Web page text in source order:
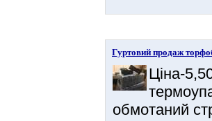
Гуртовий продаж
Ціна-
обмотаний